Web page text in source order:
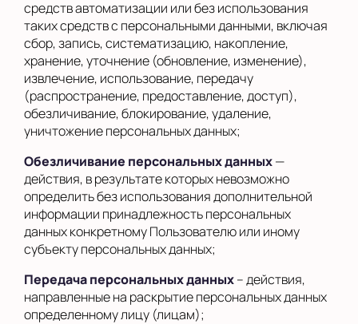
средств автоматизации или без использования
таких средств с персональными данными, включая
сбор, запись, систематизацию, накопление,
хранение, уточнение (обновление, изменение),
извлечение, использование, передачу
(распространение, предоставление, доступ),
обезличивание, блокирование, удаление,
уничтожение персональных данных;
Обезличивание персональных данных—
действия, в результате которых невозможно
определить без использования дополнительной
информации принадлежность персональных
данных конкретному Пользователю или иному
субъекту персональных данных;
Передача персональных данных– действия,
направленные на раскрытие персональных данных
определенному лицу (лицам);